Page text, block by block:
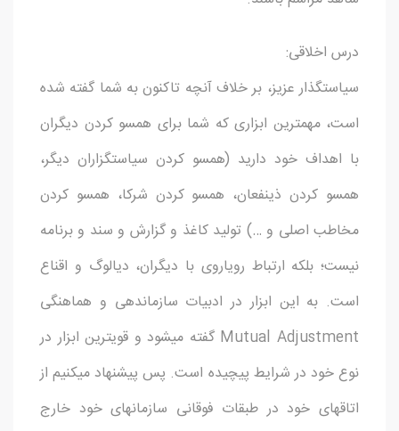
درس اخلاقی:
سیاستگذار عزیز، بر خلاف آنچه تاکنون به شما گفته شده
است، مهمترین ابزاری که شما برای همسو کردن دیگران
با اهداف خود دارید (همسو کردن سیاستگزاران دیگر،
همسو کردن ذینفعان، همسو کردن شرکا، همسو کردن
مخاطب اصلی و …) تولید کاغذ و گزارش و سند و برنامه
نیست؛ بلکه ارتباط رویاروی با دیگران، دیالوگ و اقناع
است. به این ابزار در ادبیات سازماندهی و هماهنگی
Mutual Adjustment گفته میشود و قویترین ابزار در
نوع خود در شرایط پیچیده است. پس پیشنهاد میکنیم از
اتاقهای خود در طبقات فوقانی سازمانهای خود خارج